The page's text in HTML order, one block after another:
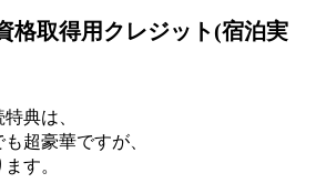
格取得用クレジット(宿泊実
典は、
超豪華ですが、
す。